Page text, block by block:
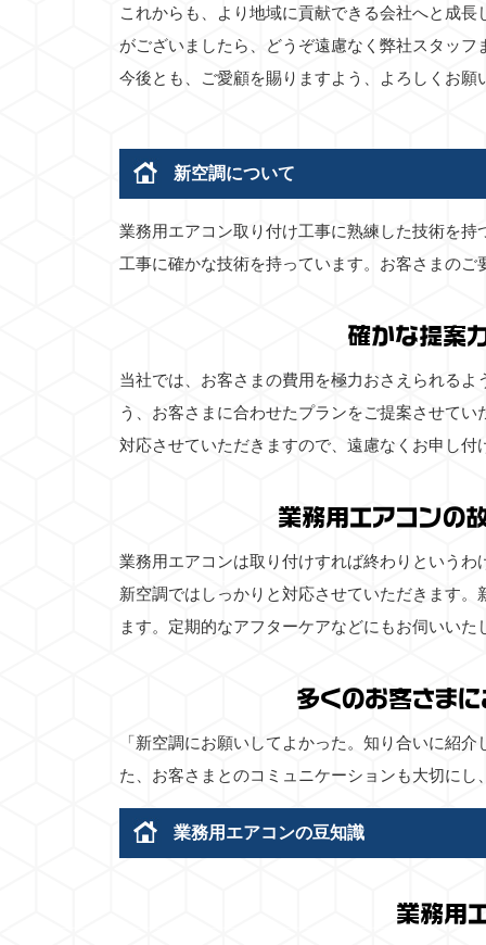
これからも、より地域に貢献できる会社へと成
がございましたら、どうぞ遠慮なく弊社スタッ
今後とも、ご愛顧を賜りますよう、よろしくお願
新空調について
業務用エアコン取り付け工事に熟練した技術を
工事に確かな技術を持っています。お客さまの
確かな提案
当社では、お客さまの費用を極力おさえられる
う、お客さまに合わせたプランをご提案させて
対応させていただきますので、遠慮なくお申し付
業務用エアコンの
業務用エアコンは取り付けすれば終わりという
新空調ではしっかりと対応させていただきます
ます。定期的なアフターケアなどにもお伺いい
多くのお客さま
「新空調にお願いしてよかった。知り合いに紹
た、お客さまとのコミュニケーションも大切に
業務用エアコンの豆知識
業務用